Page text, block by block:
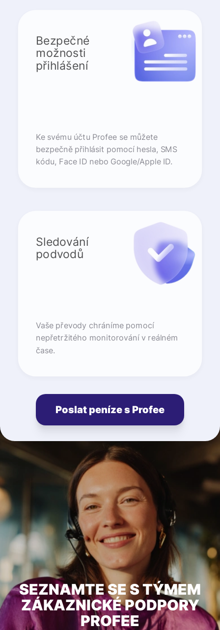
Bezpečné
možnosti
přihlášení
Ke svému účtu Profee se můžete
bezpečně přihlásit pomocí hesla, SMS
kódu, Face ID nebo Google/Apple ID.
Sledování
podvodů
Vaše převody chráníme pomocí
nepřetržitého monitorování v reálném
čase.
Poslat peníze s Profee
SEZNAMTE SE S TÝMEM
ZÁKAZNICKÉ PODPORY
PROFEE